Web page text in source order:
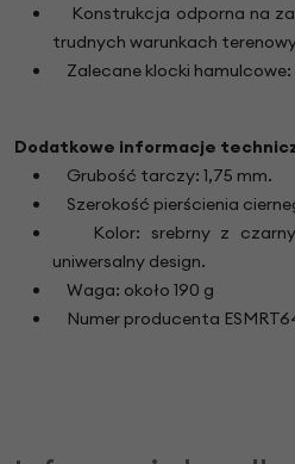
Konstrukcja odporna na
trudnych warunkach
Zalecane klocki
Dodatkowe informacje
Grubość tarczy: 1,75 mm.
Szerokość pierścienia
Kolor: srebrny z
uniwersalny design.
Waga: około 190 g
Numer producenta